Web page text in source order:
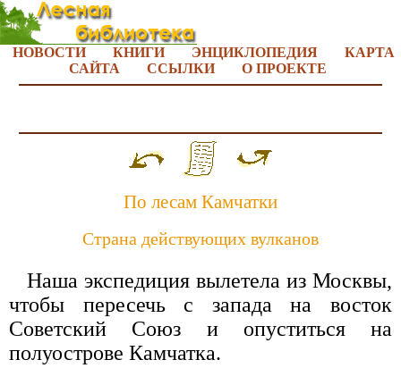
НОВОСТИ КНИГИ ЭНЦИКЛОПЕДИЯ
КАРТА
САЙТА
ССЫЛКИ О ПРОЕКТЕ
По лесам Камчатки
Страна действующих вулканов
Наша экспедиция вылетела из Москвы,
чтобы пересечь с запада на восток
Советский Союз и опуститься на
полуострове Камчатка.